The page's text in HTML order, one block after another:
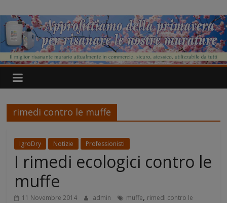
al
contenuto
IgroDry
Il
miglior
risanante
per
muri
attualmente
in
commercio
rimedi contro le muffe
IgroDry Notizie Professionisti
I rimedi ecologici contro le
muffe
11 Novembre 2014 admin muffe, rimedi contro le